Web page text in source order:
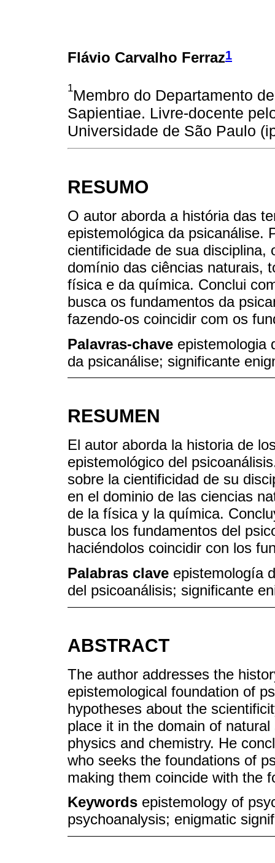
Flávio Carvalho Ferraz1
1Membro do Departamento
Sapientiae. Livre-docente
Universidade de São Paulo
RESUMO
O autor aborda a história das
epistemológica da psicanálise.
cientificidade de sua disciplina,
domínio das ciências naturais,
física e da química. Conclui
busca os fundamentos da
fazendo-os coincidir com os
Palavras-chave epistemologia
da psicanálise; significante
RESUMEN
El autor aborda la historia de
epistemológico del
sobre la cientificidad de su
en el dominio de las ciencias
de la física y la química.
busca los fundamentos del
haciéndolos coincidir con los
Palabras clave epistemología
del psicoanálisis; significante
ABSTRACT
The author addresses the
epistemological foundation of
hypotheses about the
place it in the domain of
physics and chemistry. He
who seeks the foundations of
making them coincide with the
Keywords epistemology of
psychoanalysis; enigmatic